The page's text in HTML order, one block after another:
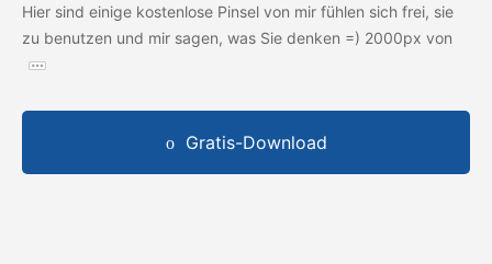
Hier sind einige kostenlose Pinsel von mir fühlen sich frei, sie
zu benutzen und mir sagen, was Sie denken =) 2000px von
Gratis-Download